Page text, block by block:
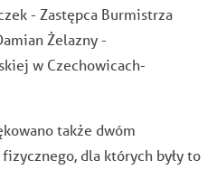
- Zastępca Burmistrza
Żelazny -
w Czechowicach-
także dwóm
dla których były to